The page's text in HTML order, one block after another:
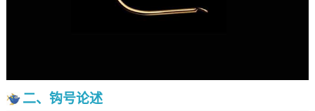
二、钩号论述